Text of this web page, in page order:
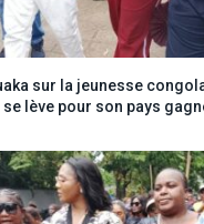
sur la jeunesse
lève pour son pays